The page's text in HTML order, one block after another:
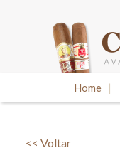
Home |
<< Voltar